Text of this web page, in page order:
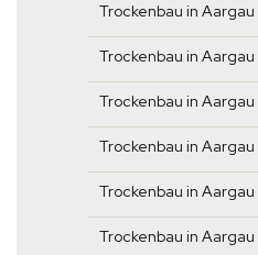
Trockenbau in
Trockenbau in
Trockenbau in Aargau
Trockenbau in
Trockenbau in
Trockenbau in Aargau